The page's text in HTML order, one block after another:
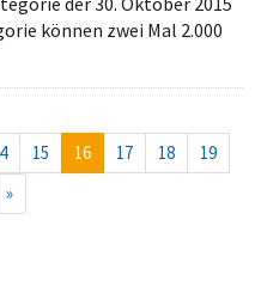
können zwei Mal 2.000
15 16(current)
17 18
19
»